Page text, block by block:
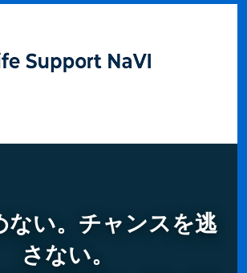
ない。チャンスを逃
さない。